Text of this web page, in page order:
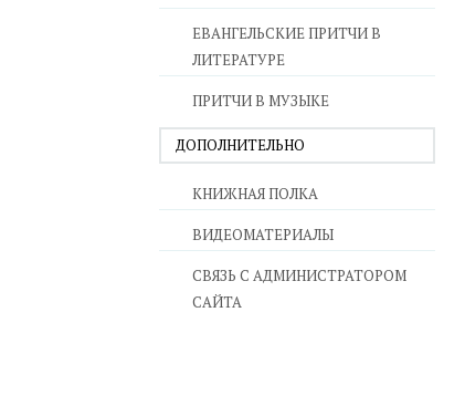
ЕВАНГЕЛЬСКИЕ ПРИТЧИ В
ЛИТЕРАТУРЕ
ПРИТЧИ В МУЗЫКЕ
ДОПОЛНИТЕЛЬНО
КНИЖНАЯ ПОЛКА
ВИДЕОМАТЕРИАЛЫ
СВЯЗЬ С АДМИНИСТРАТОРОМ
САЙТА